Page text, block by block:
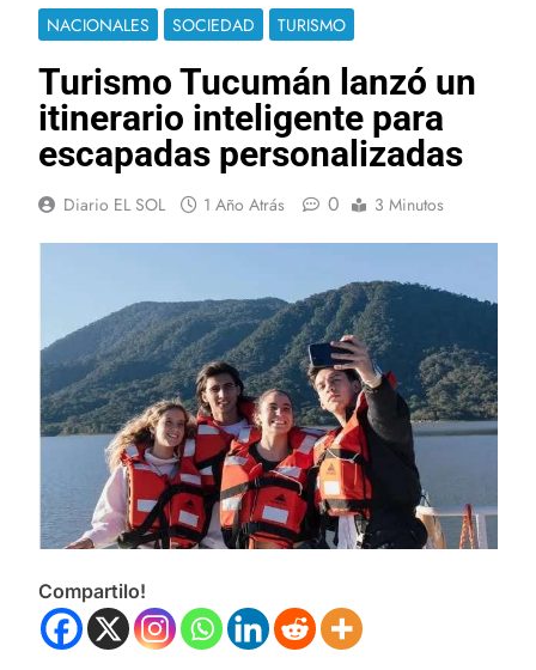
NACIONALES SOCIEDAD TURISMO
Turismo Tucumán lanzó un
itinerario inteligente para
escapadas personalizadas
Diario EL SOL 1 Año Atrás 0 3 Minutos
Compartilo!